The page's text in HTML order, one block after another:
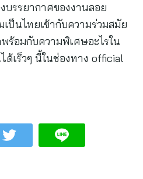
รรยากาศของงานลอย
ป็นไทยเข้ากับความร่วมสมัย
ร้อมกับความพิเศษอะไรใน
เร็วๆ นี้ในช่องทาง official